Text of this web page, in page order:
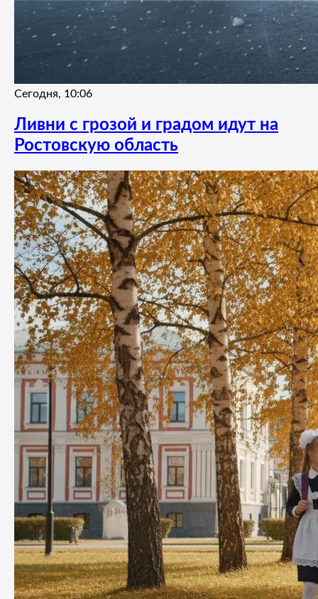
Сегодня, 10:06
Ливни с грозой и градом идут на
Ростовскую область